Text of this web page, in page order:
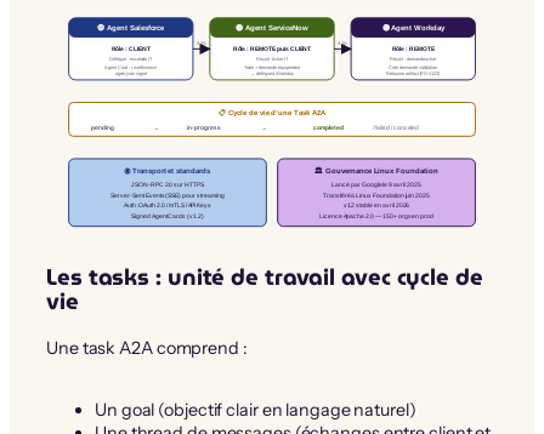
🔵 Agent Salesforce
Rôle : CLIENT
Délègue : escalade IT
Agent Card : /.well-known/
agent.json signé
🟢 Agent ServiceNow
Rôle : REMOTE puis CLIENT
Reçoit : ticket IT
Traite + demande équipement
→ délègue à Workday
🟣 Agent Workday
Rôle : REMOTE
Reçoit : demande achat
Crée demande validation
Retourne artifact (PO #123)
A2A A2A
📋 Cycle de vie d’une Task A2A
pending → in-progress → completed / failed / canceled
🌐 Transport et standards
JSON-RPC 2.0 sur HTTPS
Server-Sent Events (SSE) pour streaming
Auth : OAuth 2.0 / mTLS / API Keys
Signed Agent Cards (v1.2)
🏛️ Gouvernance Linux Foundation
Lancé par Google le 9 avril 2025
Transféré à Linux Foundation juin 2025
v1.2 stable en avril 2026
Licence Apache 2.0 — 150+ orgs en prod
Les tasks : unité de travail avec cycle de
vie
Une task A2A comprend :
Un goal (objectif clair en langage naturel)